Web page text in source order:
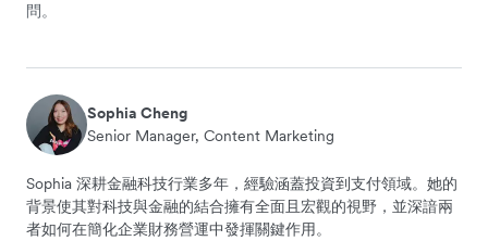
問。
Sophia Cheng
Senior Manager, Content Marketing
Sophia 深耕金融科技行業多年，經驗涵蓋投資到支付領域。她的
背景使其對科技與金融的結合擁有全面且宏觀的視野，並深諳兩
者如何在簡化企業財務營運中發揮關鍵作用。